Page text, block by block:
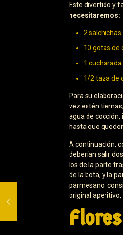
Este divertido y
necesitaremos:
2
10 gotas de
1
1/2 taza de
Para su
vez estén
agua de
hasta que
A continuación,
deberían salir
los de la parte
de la bota, y la
parmesano,
original aperitivo,